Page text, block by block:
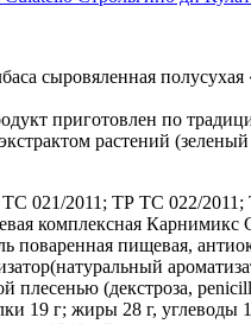
сыровяленная
приготовлен по
растений
ТС 021/2011; ТР ТС 022/
комплексная Карнимикс
поваренная пищевая,
плесенью (декстроза,
19 г; жиры 28 г, углеводы